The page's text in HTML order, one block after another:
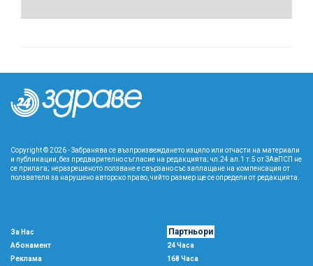
Copyright © 2026 - Забранява се възпроизвеждането изцяло или отчасти на материали
и публикации, без предварително съгласие на редакцията; чл.24 ал.1 т.5 от ЗАвПСП не
се прилага; неразрешеното ползване е свързано със заплащане на компенсация от
ползвателя за нарушено авторско право, чийто размер ще се определи от редакцията.
За Нас
Абонамент
Реклама
Партньори
24 Часа
168 Часа